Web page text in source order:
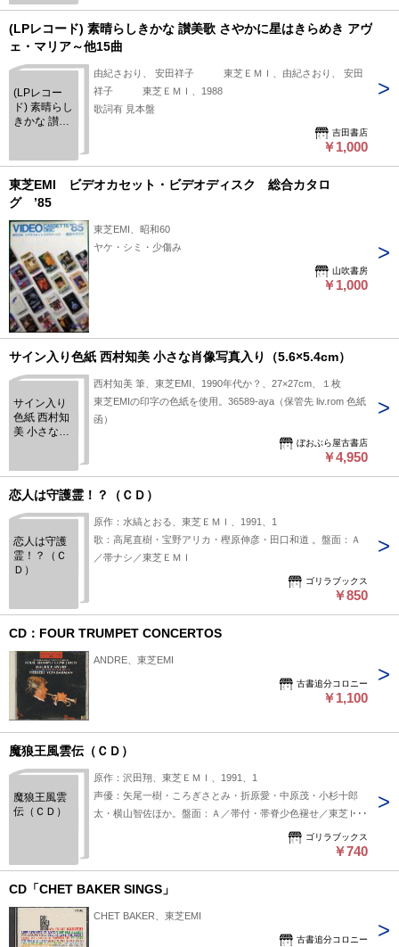
(LPレコード) 素晴らしきかな 讃美歌 さやかに星はきらめき アヴ
ェ・マリア～他15曲
(LPレコー
ド) 素晴らし
きかな 讃美
き アヴェ・
マリア～他
15曲
由紀さおり、 安田祥子 東芝ＥＭＩ、由紀さおり、 安田
祥子 東芝ＥＭＩ、1988
歌詞有 見本盤
吉田書店
￥1,000
東芝EMI ビデオカセット・ビデオディスク 総合カタロ
グ ’85
東芝EMI、昭和60
ヤケ・シミ・少傷み
山吹書房
￥1,000
サイン入り色紙 西村知美 小さな肖像写真入り（5.6×5.4cm）
サイン入り
色紙 西村知
美 小さな肖
（5.6×5.4cm）
西村知美 筆、東芝EMI、1990年代か？、27×27cm、１枚
東芝EMIの印字の色紙を使用。36589-aya（保管先 liv.rom 色紙
函）
ぼおぶら屋古書店
￥4,950
恋人は守護霊！？（ＣＤ）
恋人は守護
霊！？（Ｃ
Ｄ）
原作：水縞とおる、東芝ＥＭＩ、1991、1
歌：高尾直樹・宝野アリカ・樫原伸彦・田口和道 。盤面：Ａ
／帯ナシ／東芝ＥＭＩ
ゴリラブックス
￥850
CD：FOUR TRUMPET CONCERTOS
ANDRE、東芝EMI
古書追分コロニー
￥1,100
魔狼王風雲伝（ＣＤ）
魔狼王風雲
伝（ＣＤ）
原作：沢田翔、東芝ＥＭＩ、1991、1
声優：矢尾一樹・ころぎさとみ・折原愛・中原茂・小杉十郎
太・横山智佐ほか。盤面：Ａ／帯付・帯脊少色褪せ／東芝ＥＭ
ゴリラブックス
￥740
CD「CHET BAKER SINGS」
CHET BAKER、東芝EMI
古書追分コロニー